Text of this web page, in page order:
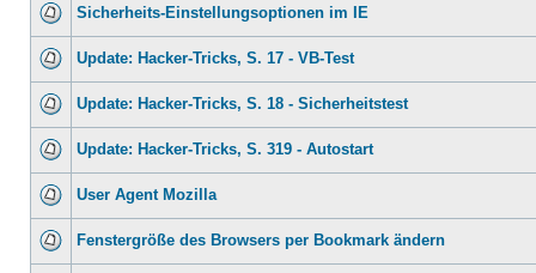
Sicherheits-Einstellungsoptionen im IE
Update: Hacker-Tricks, S. 17 - VB-Test
Update: Hacker-Tricks, S. 18 - Sicherheitstest
Update: Hacker-Tricks, S. 319 - Autostart
User Agent Mozilla
Fenstergröße des Browsers per Bookmark ändern